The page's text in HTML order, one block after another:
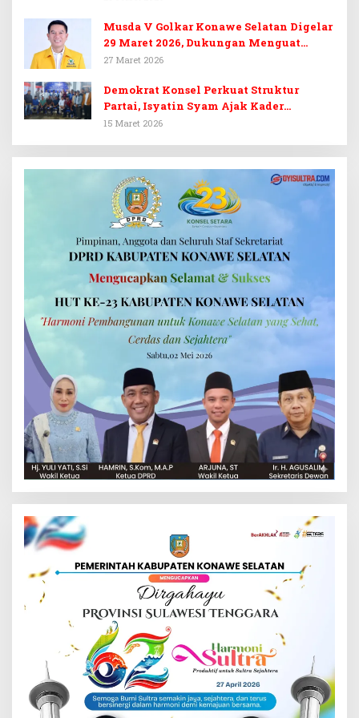
Musda V Golkar Konawe Selatan Digelar
29 Maret 2026, Dukungan Menguat
untuk Irham Kalenggo
27 Maret 2026
Demokrat Konsel Perkuat Struktur
Partai, Isyatin Syam Ajak Kader
Kembalikan Kejayaan
15 Maret 2026